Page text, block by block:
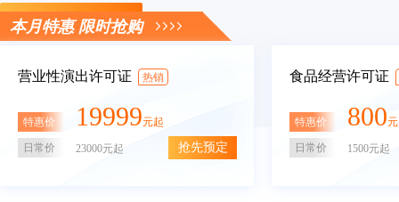
立即咨询
本月特惠 限时抢购
营业性演出许可证 热销
特惠价 19999元起
日常价 23000元起 抢先预定
食品经营许可证
特惠价 800
日常价 1500元起